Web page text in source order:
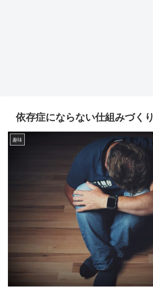
依存症にならない仕組みづくり
趣味